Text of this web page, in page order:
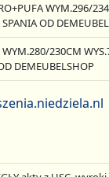
WYM.296/
OD
230CM
DEMEUBELSHOP